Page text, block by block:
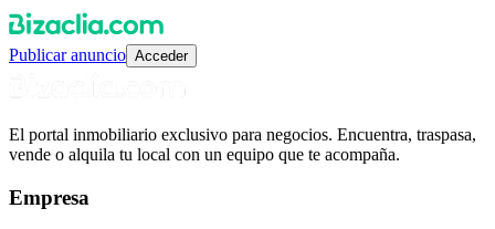
Publicar anuncio Acceder
El portal inmobiliario exclusivo para negocios. Encuentra, traspasa,
vende o alquila tu local con un equipo que te acompaña.
Empresa